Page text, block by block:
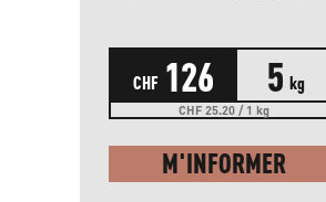
CHF 126 5 kg
CHF 25.20 / 1 kg
M'INFORMER